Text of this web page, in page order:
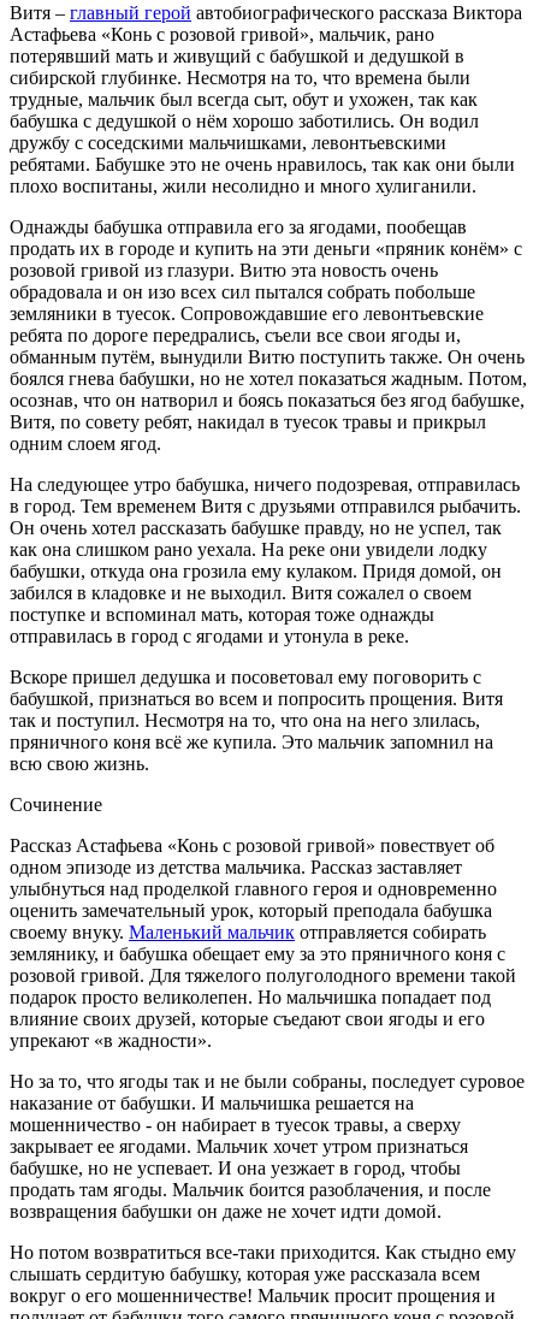
Витя – главный герой автобиографического рассказа Виктора
Астафьева «Конь с розовой гривой», мальчик, рано
потерявший мать и живущий с бабушкой и дедушкой в
сибирской глубинке. Несмотря на то, что времена были
трудные, мальчик был всегда сыт, обут и ухожен, так как
бабушка с дедушкой о нём хорошо заботились. Он водил
дружбу с соседскими мальчишками, левонтьевскими
ребятами. Бабушке это не очень нравилось, так как они были
плохо воспитаны, жили несолидно и много хулиганили.
Однажды бабушка отправила его за ягодами, пообещав
продать их в городе и купить на эти деньги «пряник конём» с
розовой гривой из глазури. Витю эта новость очень
обрадовала и он изо всех сил пытался собрать побольше
земляники в туесок. Сопровождавшие его левонтьевские
ребята по дороге передрались, съели все свои ягоды и,
обманным путём,­ вынудили Витю поступить также. Он очень
боялся гнева бабушки, но не хотел показаться жадным. Потом,
осознав, что он натворил и боясь показаться без ягод бабушке,
Витя, по совету ребят, накидал в туесок травы и прикрыл
одним слоем ягод.
На следующее утро бабушка, ничего подозревая, отправилась
в город. Тем временем Витя с друзьями отправился рыбачить.
Он очень хотел рассказать бабушке правду, но не успел, так
как она слишком рано уехала. На реке они увидели лодку
бабушки, откуда она грозила ему кулаком. Придя домой, он
забился в кладовке и не выходил. Витя сожалел о своем
поступке и вспоминал мать, которая тоже однажды
отправилась в город с ягодами и утонула в реке.
Вскоре пришел дедушка и посоветовал ему поговорить с
бабушкой, признаться во всем и попросить прощения. Витя
так и поступил. Несмотря на то, что она на него злилась,
пряничного коня всё же купила. Это мальчик запомнил на
всю свою жизнь.
Сочинение
Рассказ Астафьева «Конь с розовой гривой» повествует об
одном эпизоде из детства мальчика. Рассказ заставляет
улыбнуться над проделкой главного героя и одновременно
оценить замечательный урок, который преподала бабушка
своему внуку. Маленький мальчик отправляется собирать
землянику, и бабушка обещает ему за это пряничного коня с
розовой гривой. Для тяжелого полуголодного времени такой
подарок просто великолепен. Но мальчишка попадает под
влияние своих друзей, которые съедают свои ягоды и его
упрекают «в жадности».
Но за то, что ягоды так и не были собраны, последует суровое
наказание от бабушки. И мальчишка решается на
мошенничество - он набирает в туесок травы, а сверху
закрывает ее ягодами. Мальчик хочет утром признаться
бабушке, но не успевает. И она уезжает в город, чтобы
продать там ягоды. Мальчик боится разоблачения, и после
возвращения бабушки он даже не хочет идти домой.
Но потом возвратиться все-таки приходится. Как стыдно ему
слышать сердитую бабушку, которая уже рассказала всем
вокруг о его мошенничестве! Мальчик просит прощения и